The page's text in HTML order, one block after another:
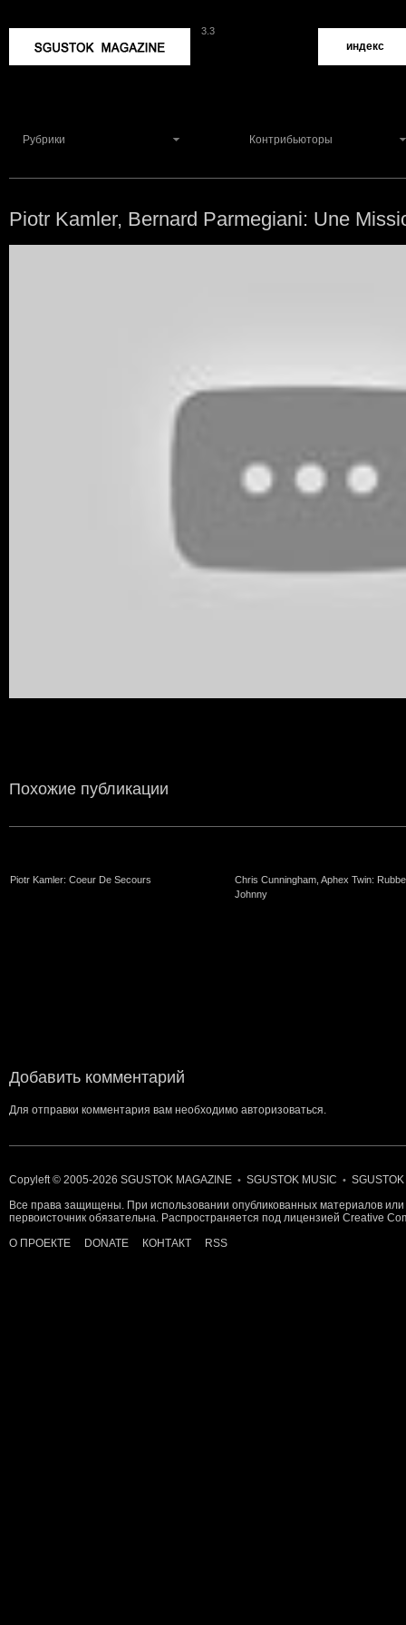
3.3
индекс
Рубрики Контрибьюторы
Piotr Kamler, Bernard Parmegiani: Une
Похожие публикации
Piotr Kamler: Coeur De Secours
Chris Cunningham, Aphex Twin:
Johnny
Добавить комментарий
Для отправки комментария вам необходимо авторизоваться.
Copyleft © 2005-2026 SGUSTOK MAGAZINE • SGUSTOK MUSIC •
Все права защищены. При использовании опубликованных материалов
первоисточник обязательна. Распространяется под лицензией Creative
О ПРОЕКТЕ
DONATE КОНТАКТ RSS